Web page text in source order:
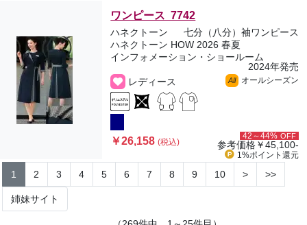
ワンピース 7742
ハネクトーン
七分（八分）袖ワンピース
ハネクトーン HOW 2026 春夏
インフォメーション・ショールーム
2024年発売
レディース
All オールシーズン
￥26,158(税込)
42～44% OFF
参考価格￥45,100-
1%ポイント 還元
1 2 3 4 5 6 7 8 9 10 > >>
姉妹サイト